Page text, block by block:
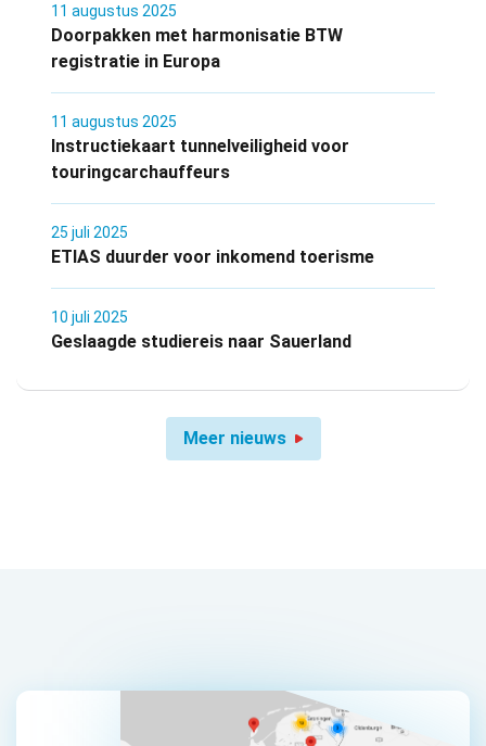
11 augustus 2025
Doorpakken met harmonisatie BTW
registratie in Europa
11 augustus 2025
Instructiekaart tunnelveiligheid voor
touringcarchauffeurs
25 juli 2025
ETIAS duurder voor inkomend toerisme
10 juli 2025
Geslaagde studiereis naar Sauerland
Meer nieuws